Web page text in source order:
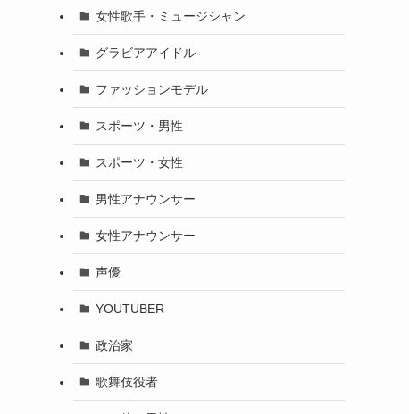
女性歌手・ミュージシャン
グラビアアイドル
ファッションモデル
スポーツ・男性
スポーツ・女性
男性アナウンサー
女性アナウンサー
声優
YOUTUBER
政治家
歌舞伎役者